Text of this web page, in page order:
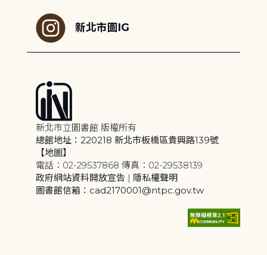
新北市圖IG
新北市立圖書館 版權所有
總館地址：220218 新北市板橋區貴興路139號
【地圖】
電話：02-29537868 傳真：02-29538139
政府網站資料開放宣告 | 隱私權聲明
圖書館信箱：cad2170001@ntpc.gov.tw